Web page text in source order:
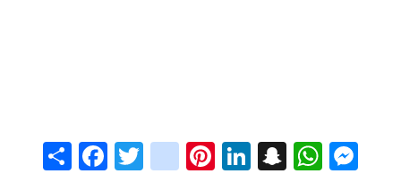
ShareFacebook
Twitter
instagram
Pinterest
LinkedIn
Snapchat